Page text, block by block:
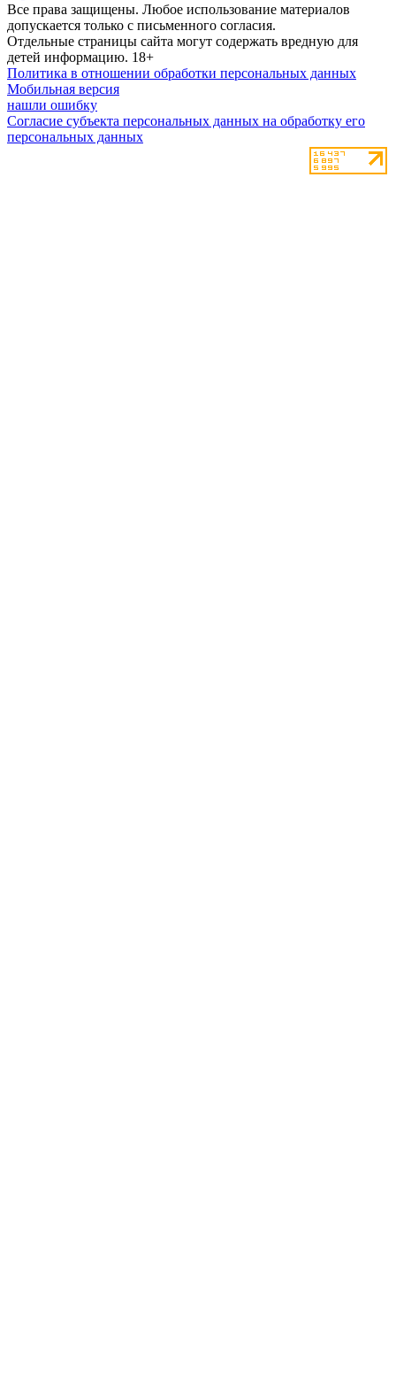
Все права защищены. Любое использование материалов
допускается только с письменного согласия.
Отдельные страницы сайта могут содержать вредную для
детей информацию. 18+
Политика в отношении обработки персональных данных
Мобильная версия
нашли ошибку
Согласие субъекта персональных данных на обработку его
персональных данных